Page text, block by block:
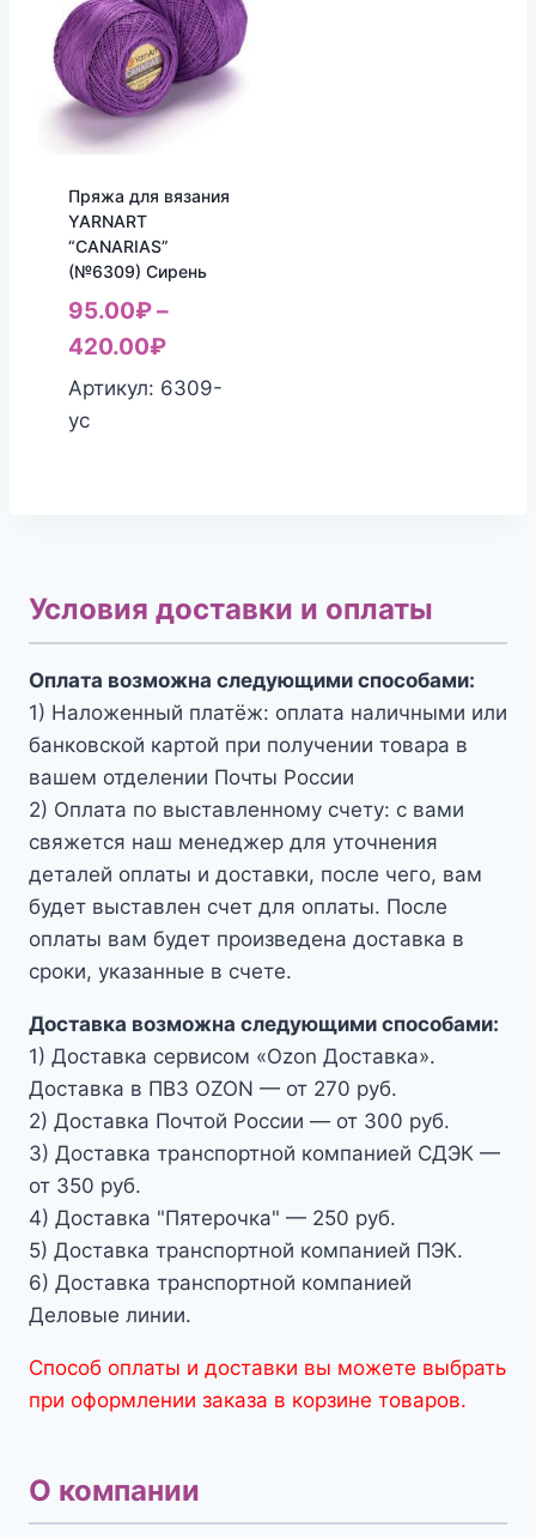
Пряжа для вязания
YARNART
“CANARIAS”
(№6309) Сирень
95.00₽–
420.00₽
Артикул: 6309-
yc
Условия доставки и оплаты
Оплата возможна следующими способами:
1) Наложенный платёж: оплата наличными или
банковской картой при получении товара в
вашем отделении Почты России
2) Оплата по выставленному счету: с вами
свяжется наш менеджер для уточнения
деталей оплаты и доставки, после чего, вам
будет выставлен счет для оплаты. После
оплаты вам будет произведена доставка в
сроки, указанные в счете.
Доставка возможна следующими способами:
1) Доставка сервисом «Ozon Доставка».
Доставка в ПВЗ OZON — от 270 руб.
2) Доставка Почтой России — от 300 руб.
3) Доставка транспортной компанией СДЭК —
от 350 руб.
4) Доставка "Пятерочка" — 250 руб.
5) Доставка транспортной компанией ПЭК.
6) Доставка транспортной компанией
Деловые линии.
Способ оплаты и доставки вы можете выбрать
при оформлении заказа в корзине товаров.
О компании